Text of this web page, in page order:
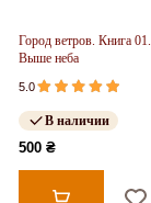
Город ветров. Книга 01.
Выше неба
5.0
В наличии
500 ₴